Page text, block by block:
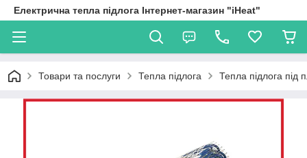
Електрична тепла підлога Інтернет-магазин "iHeat"
Товари та послуги Тепла підлога Тепла підлога під